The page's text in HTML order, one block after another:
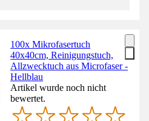
100x Mikrofasertuch
40x40cm, Reinigungstuch,
Allzwecktuch aus Microfaser -
Hellblau
Artikel wurde noch nicht
bewertet.